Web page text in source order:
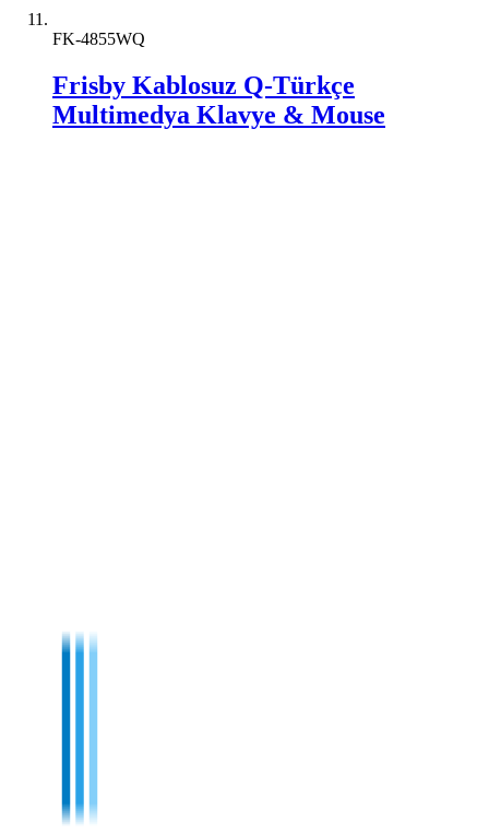
FK-4855WQ
Frisby Kablosuz Q-Türkçe
Multimedya Klavye & Mouse